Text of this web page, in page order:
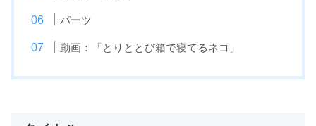
パーツ
動画：「とりととび箱で寝てるネコ」